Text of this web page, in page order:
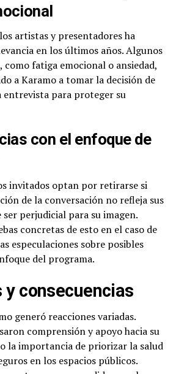
artistas y presentadores ha
en los últimos años. Algunos
como fatiga emocional o ansiedad,
a Karamo a tomar la decisión de
para proteger su
con el enfoque de
invitados optan por retirarse si
de la conversación no refleja sus
ser perjudicial para su imagen.
concretas de esto en el caso de
especulaciones sobre posibles
del programa.
y consecuencias
generó reacciones variadas.
comprensión y apoyo hacia su
la importancia de priorizar la salud
en los espacios públicos.